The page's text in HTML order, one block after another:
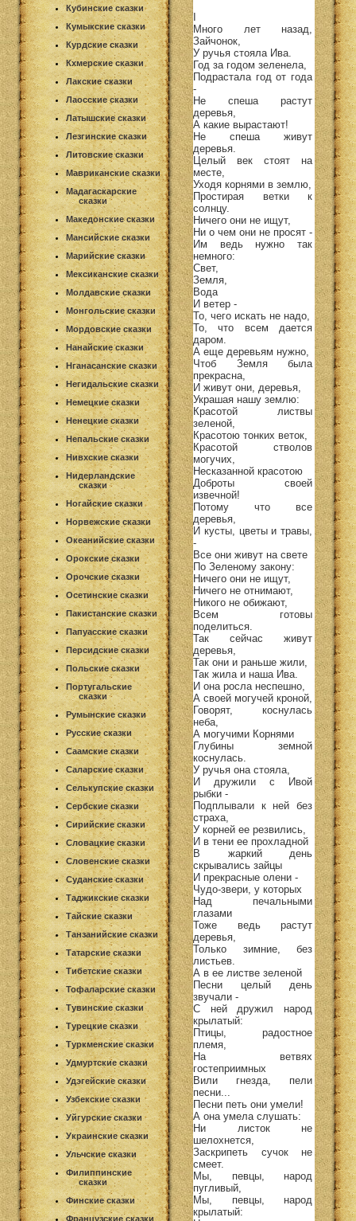
Кубинские сказки
Кумыкские сказки
Курдские сказки
Кхмерские сказки
Лакские сказки
Лаосские сказки
Латышские сказки
Лезгинские сказки
Литовские сказки
Мавриканские сказки
Мадагаскарские
сказки
Македонские сказки
Мансийские сказки
Марийские сказки
Мексиканские сказки
Молдавские сказки
Монгольские сказки
Мордовские сказки
Нанайские сказки
Нганасанские сказки
Негидальские сказки
Немецкие сказки
Ненецкие сказки
Непальские сказки
Нивхские сказки
Нидерландские
сказки
Ногайские сказки
Норвежские сказки
Океанийские сказки
Орокские сказки
Орочские сказки
Осетинские сказки
Пакистанские сказки
Папуасские сказки
Персидские сказки
Польские сказки
Португальские
сказки
Румынские сказки
Русские сказки
Саамские сказки
Саларские сказки
Селькупские сказки
Сербские сказки
Сирийские сказки
Словацкие сказки
Словенские сказки
Суданские сказки
Таджикские сказки
Тайские сказки
Танзанийские сказки
Татарские сказки
Тибетские сказки
Тофаларские сказки
Тувинские сказки
Турецкие сказки
Туркменские сказки
Удмуртские сказки
Удэгейские сказки
Узбекские сказки
Уйгурские сказки
Украинские сказки
Ульчские сказки
Филиппинские
сказки
Финские сказки
Французские сказки
Много лет назад,
Зайчонок,
У ручья стояла Ива.
Год за годом зеленела,
Подрастала год от года
-
Не спеша растут
деревья,
А какие вырастают!
Не спеша живут
деревья.
Целый век стоят на
месте,
Уходя корнями в землю,
Простирая ветки к
солнцу.
Ничего они не ищут,
Ни о чем они не просят -
Им ведь нужно так
немного:
Свет,
Земля,
Вода
И ветер -
То, чего искать не надо,
То, что всем дается
даром.
А еще деревьям нужно,
Чтоб Земля была
прекрасна,
И живут они, деревья,
Украшая нашу землю:
Красотой листвы
зеленой,
Красотою тонких веток,
Красотой стволов
могучих,
Несказанной красотою
Доброты своей
извечной!
Потому что все
деревья,
И кусты, цветы и травы,
-
Все они живут на свете
По Зеленому закону:
Ничего они не ищут,
Ничего не отнимают,
Никого не обижают,
Всем готовы
поделиться.
Так сейчас живут
деревья,
Так они и раньше жили,
Так жила и наша Ива.
И она росла неспешно,
А своей могучей кроной,
Говорят, коснулась
неба,
А могучими Корнями
Глубины земной
коснулась.
У ручья она стояла,
И дружили с Ивой
рыбки -
Подплывали к ней без
страха,
У корней ее резвились,
И в тени ее прохладной
В жаркий день
скрывались зайцы
И прекрасные олени -
Чудо-звери, у которых
Над печальными
глазами
Тоже ведь растут
деревья,
Только зимние, без
листьев.
А в ее листве зеленой
Песни целый день
звучали -
С ней дружил народ
крылатый:
Птицы, радостное
племя,
На ветвях
гостеприимных
Вили гнезда, пели
песни...
Песни петь они умели!
А она умела слушать:
Ни листок не
шелохнется,
Заскрипеть сучок не
смеет.
Мы, певцы, народ
пугливый,
Мы, певцы, народ
крылатый: